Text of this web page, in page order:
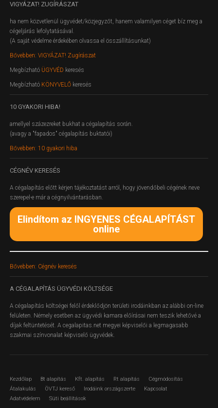
VIGYÁZAT! ZUGÍRÁSZAT
ha nem közvetlenül ügyvédet/közjegyzőt, hanem valamilyen céget bíz meg a
cégeljárás lefolytatásával.
(A saját védelme érdekében olvassa el összállításunkat)
Bővebben: VIGYÁZAT! Zugírászat
Megbízható ÜGYVÉD keresés
Megbízható KÖNYVELŐ keresés
10 GYAKORI HIBA!
amellyel százezreket bukhat a cégalapítás során.
(avagy a "fapados" cégalapítás buktatói)
Bővebben: 10 gyakori hiba
CÉGNÉV KERESÉS
A cégalapítás előtt kérjen tájékoztatást arról, hogy jövendőbeli cégének neve
szerepel-e már a cégnyilvántarásban.
Elindítom az INGYENES CÉGALAPÍTÁST
online
Bővebben: Cégnév keresés
A CÉGALAPÍTÁS ÜGYVÉDI KÖLTSÉGE
A cégalapítás költségei felől érdeklődjön területi irodáinkban az alábbi on-line
felületen. Némely esetben az ügyvédi kamara előírásai nem teszik lehetővé a
díjak feltüntetését. A cegalapitas.net megyei képviselői a legmagasabb
szakmai színvonalat képviselő ügyvédek.
Kezdőlap Bt alapítás Kft. alapítás Rt alapítás
Cégmódosítás
Átalakulás
ÖVTJ kereső Irodáink országszerte
Kapcsolat
Adatvédelem
Süti beállítások